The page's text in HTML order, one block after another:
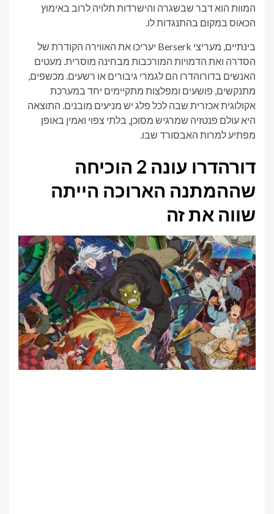
המוות הוא דבר שבשגרה והישרדות תלויה לרוב באימוץ
הכאוס במקום בהתנגדות לו.
בינתיים, מעריצי Berserk יעריכו את האווירה הקודרת של
הסדרה ואת הדמויות המורכבות מבחינה מוסרית. מעטים
האנשים בדורוהדרו הם לגמרי גיבורים או רשעים. מכשפים,
מתנקשים, פושעים ומפלצות מתקיימים יחד במערכת
אקולוגית אכזרית שבה לכל פלג יש מניעים מובנים. התוצאה
היא עולם פנטזיה שמרגיש מסוכן, בלתי צפוי ואמין באופן
מפתיע למרות האבסורד שבו.
דורהדרו עונה 2 הוכיחה
שההמתנה הארוכה הייתה
שווה את זה